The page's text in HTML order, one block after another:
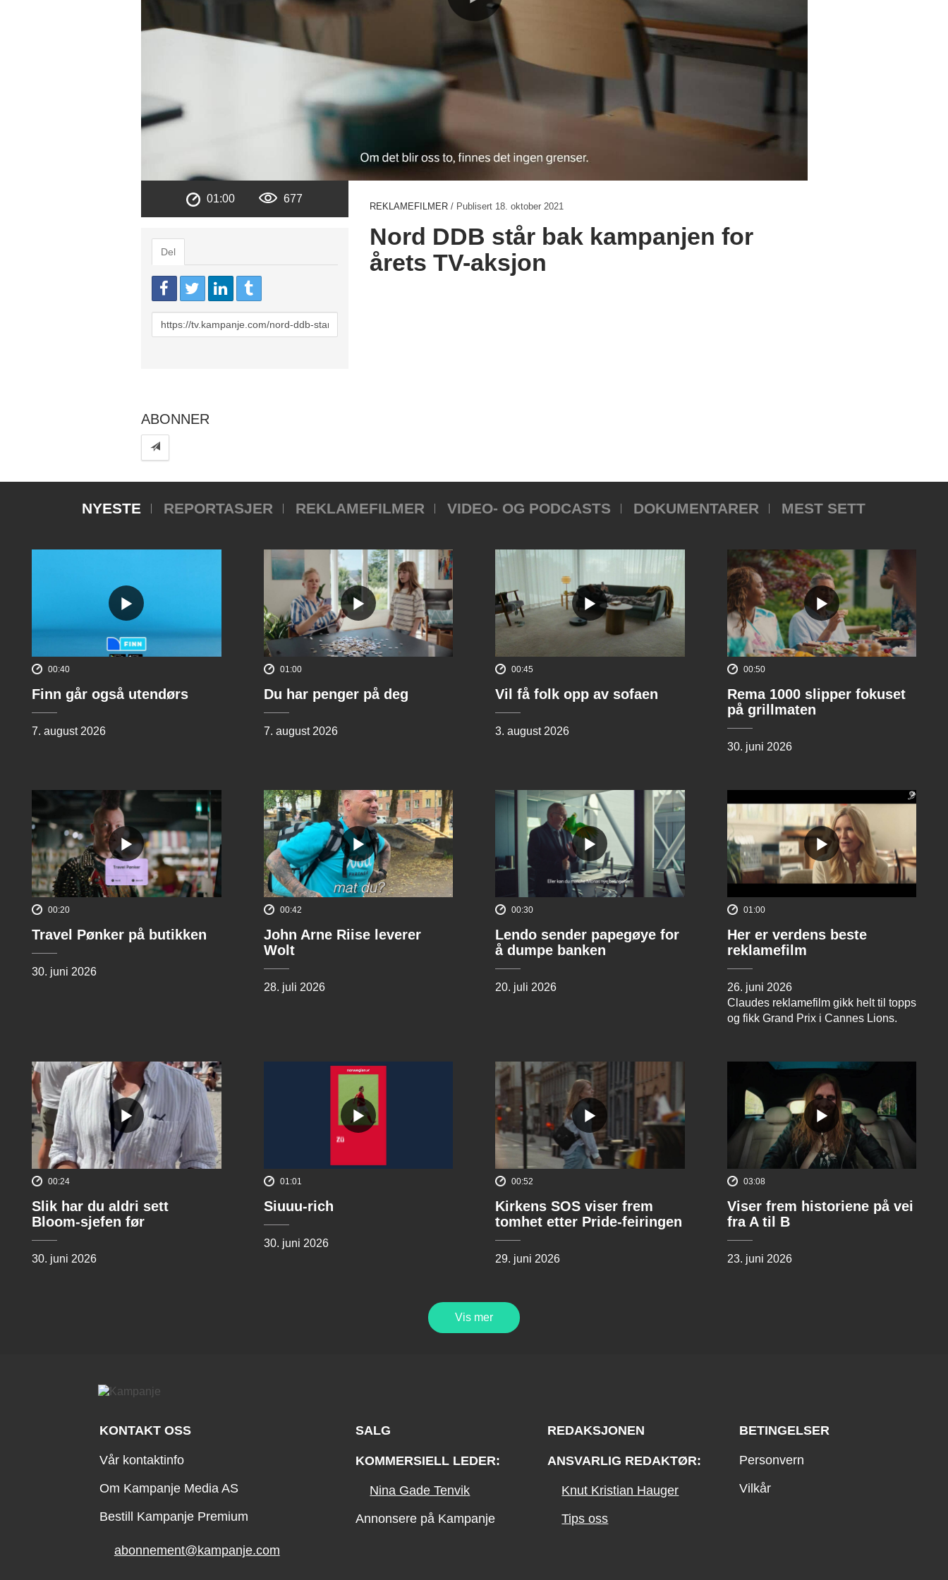
01:00 677
Del
URL
to
REKLAMEFILMER / Publisert 18. oktober 2021
Nord DDB står bak kampanjen for
årets TV-aksjon
ABONNER
NYESTE REPORTASJER REKLAMEFILMER VIDEO- OG PODCASTS DOKUMENTARER MEST SETT
00:40
Finn går også utendørs
7. august 2026
01:00
Du har penger på deg
7. august 2026
00:45
Vil få folk opp av sofaen
3. august 2026
00:50
Rema 1000 slipper fokuset
på grillmaten
30. juni 2026
00:20
Travel Pønker på butikken
30. juni 2026
00:42
John Arne Riise leverer
Wolt
28. juli 2026
00:30
Lendo sender papegøye for
å dumpe banken
20. juli 2026
01:00
Her er verdens beste
reklamefilm
26. juni 2026
Claudes reklamefilm gikk helt til topps
og fikk Grand Prix i Cannes Lions.
00:24
Slik har du aldri sett
Bloom-sjefen før
30. juni 2026
01:01
Siuuu-rich
30. juni 2026
00:52
Kirkens SOS viser frem
tomhet etter Pride-feiringen
29. juni 2026
03:08
Viser frem historiene på vei
fra A til B
23. juni 2026
Vis mer
KONTAKT OSS
Vår kontaktinfo
Om Kampanje Media AS
Bestill Kampanje Premium
abonnement@kampanje.com
SALG
KOMMERSIELL LEDER:
Nina Gade Tenvik
Annonsere på Kampanje
REDAKSJONEN
ANSVARLIG REDAKTØR:
Knut Kristian Hauger
Tips oss
BETINGELSER
Personvern
Vilkår